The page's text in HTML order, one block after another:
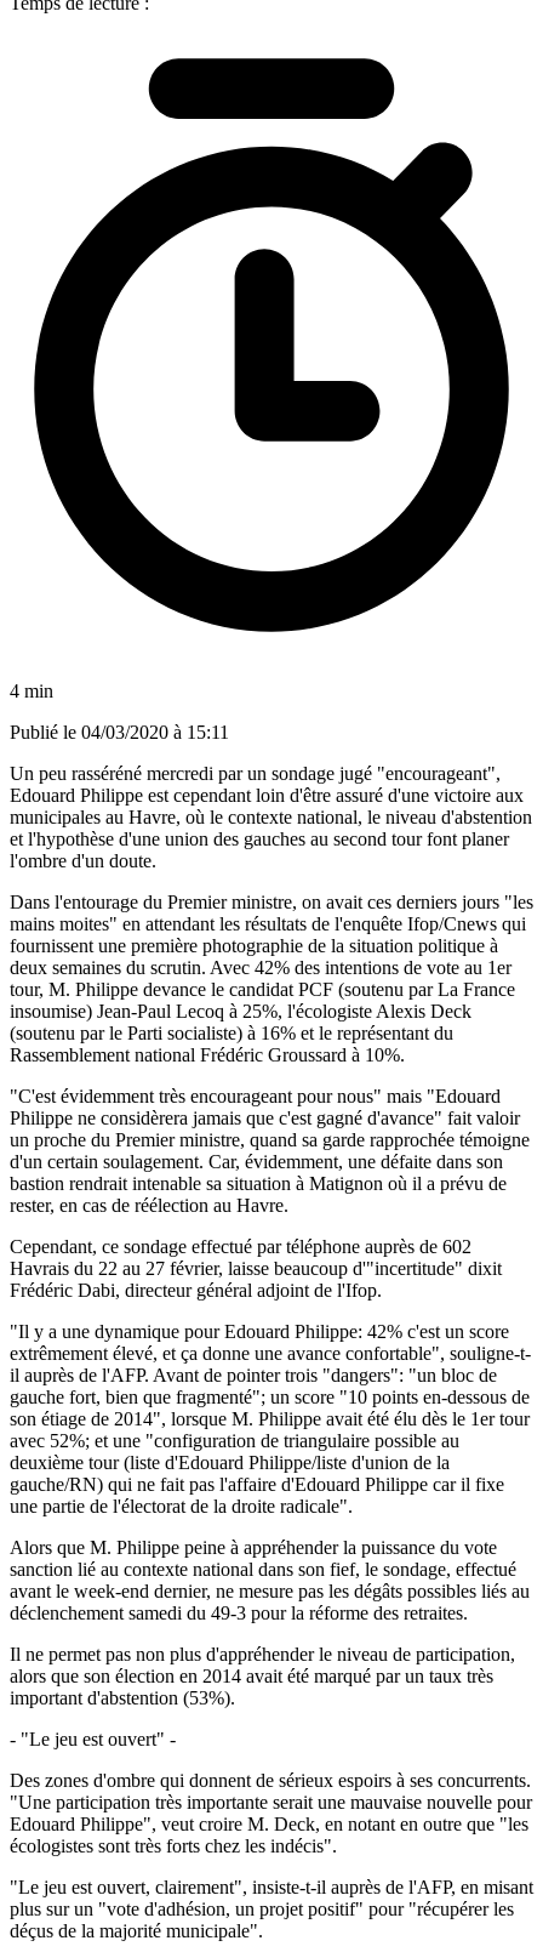
4 min
Publié le 04/03/2020 à 15:11
Un peu rasséréné mercredi par un sondage jugé "encourageant",
Edouard Philippe est cependant loin d'être assuré d'une victoire aux
municipales au Havre, où le contexte national, le niveau d'abstention
et l'hypothèse d'une union des gauches au second tour font planer
l'ombre d'un doute.
Dans l'entourage du Premier ministre, on avait ces derniers jours "les
mains moites" en attendant les résultats de l'enquête Ifop/Cnews qui
fournissent une première photographie de la situation politique à
deux semaines du scrutin. Avec 42% des intentions de vote au 1er
tour, M. Philippe devance le candidat PCF (soutenu par La France
insoumise) Jean-Paul Lecoq à 25%, l'écologiste Alexis Deck
(soutenu par le Parti socialiste) à 16% et le représentant du
Rassemblement national Frédéric Groussard à 10%.
"C'est évidemment très encourageant pour nous" mais "Edouard
Philippe ne considèrera jamais que c'est gagné d'avance" fait valoir
un proche du Premier ministre, quand sa garde rapprochée témoigne
d'un certain soulagement. Car, évidemment, une défaite dans son
bastion rendrait intenable sa situation à Matignon où il a prévu de
rester, en cas de réélection au Havre.
Cependant, ce sondage effectué par téléphone auprès de 602
Havrais du 22 au 27 février, laisse beaucoup d'"incertitude" dixit
Frédéric Dabi, directeur général adjoint de l'Ifop.
"Il y a une dynamique pour Edouard Philippe: 42% c'est un score
extrêmement élevé, et ça donne une avance confortable", souligne-t-
il auprès de l'AFP. Avant de pointer trois "dangers": "un bloc de
gauche fort, bien que fragmenté"; un score "10 points en-dessous de
son étiage de 2014", lorsque M. Philippe avait été élu dès le 1er tour
avec 52%; et une "configuration de triangulaire possible au
deuxième tour (liste d'Edouard Philippe/liste d'union de la
gauche/RN) qui ne fait pas l'affaire d'Edouard Philippe car il fixe
une partie de l'électorat de la droite radicale".
Alors que M. Philippe peine à appréhender la puissance du vote
sanction lié au contexte national dans son fief, le sondage, effectué
avant le week-end dernier, ne mesure pas les dégâts possibles liés au
déclenchement samedi du 49-3 pour la réforme des retraites.
Il ne permet pas non plus d'appréhender le niveau de participation,
alors que son élection en 2014 avait été marqué par un taux très
important d'abstention (53%).
- "Le jeu est ouvert" -
Des zones d'ombre qui donnent de sérieux espoirs à ses concurrents.
"Une participation très importante serait une mauvaise nouvelle pour
Edouard Philippe", veut croire M. Deck, en notant en outre que "les
écologistes sont très forts chez les indécis".
"Le jeu est ouvert, clairement", insiste-t-il auprès de l'AFP, en misant
plus sur un "vote d'adhésion, un projet positif" pour "récupérer les
déçus de la majorité municipale".